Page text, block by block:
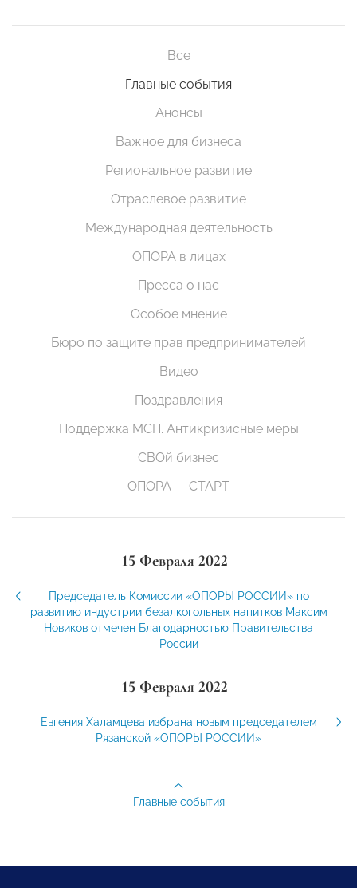
Все
Главные события
Анонсы
Важное для бизнеса
Региональное развитие
Отраслевое развитие
Международная деятельность
ОПОРА в лицах
Пресса о нас
Особое мнение
Бюро по защите прав предпринимателей
Видео
Поздравления
Поддержка МСП. Антикризисные меры
СВОй бизнес
ОПОРА — СТАРТ
15 Февраля 2022
Председатель Комиссии «ОПОРЫ РОССИИ» по
развитию индустрии безалкогольных напитков Максим
Новиков отмечен Благодарностью Правительства
России
15 Февраля 2022
Евгения Халамцева избрана новым председателем
Рязанской «ОПОРЫ РОССИИ»
Главные события